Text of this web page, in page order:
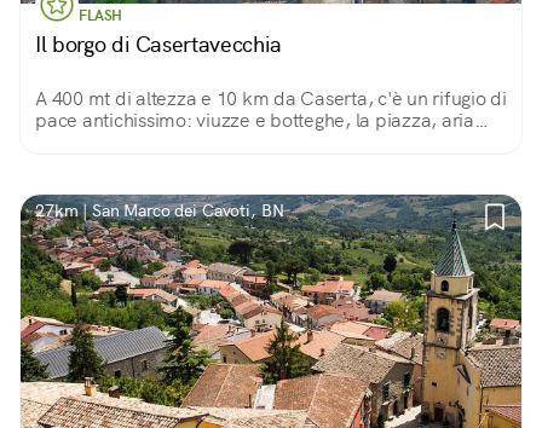
FLASH
Il borgo di Casertavecchia
A 400 mt di altezza e 10 km da Caserta, c'è un rifugio di
pace antichissimo: viuzze e botteghe, la piazza, aria
27km | San Marco dei Cavoti, BN